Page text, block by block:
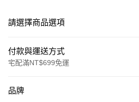
請選擇商品選項
付款與運送方式
宅配滿NT$699免運
信用卡一次付款
品牌